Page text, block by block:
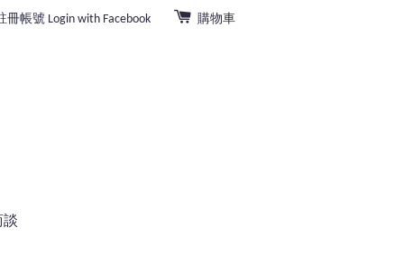
冊帳號 Login with Facebook 購物車
談